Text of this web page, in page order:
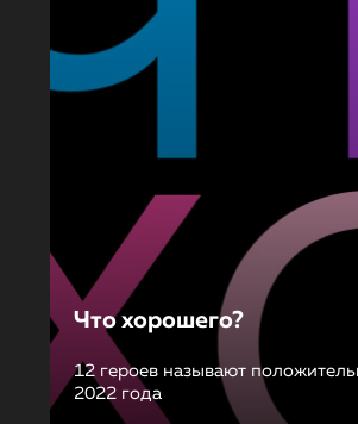
Что хорошего?
12 героев называют
2022 года